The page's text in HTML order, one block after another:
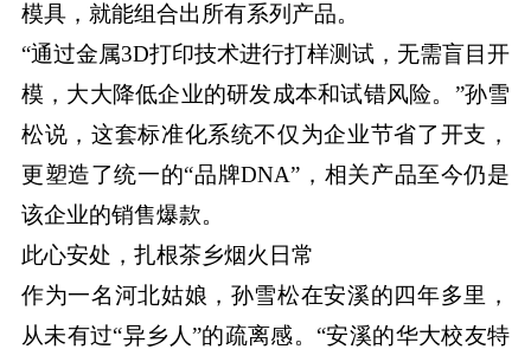
模具，就能组合出所有系列产品。
“通过金属3D打印技术进行打样测试，无需盲目开
模，大大降低企业的研发成本和试错风险。”孙雪
松说，这套标准化系统不仅为企业节省了开支，
更塑造了统一的“品牌DNA”，相关产品至今仍是
该企业的销售爆款。
此心安处，扎根茶乡烟火日常
作为一名河北姑娘，孙雪松在安溪的四年多里，
从未有过“异乡人”的疏离感。“安溪的华大校友特